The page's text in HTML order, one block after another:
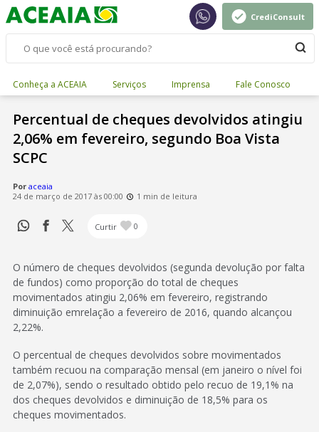
CrediConsult
Conheça a ACEAIA Serviços Imprensa Fale Conosco
Percentual de cheques devolvidos atingiu
2,06% em fevereiro, segundo Boa Vista
SCPC
Por aceaia
24 de março de 2017 às 00:00
1 min de leitura
Curtir 0
O número de cheques devolvidos (segunda devolução por falta
de fundos) como proporção do total de cheques
movimentados atingiu 2,06% em fevereiro, registrando
diminuição emrelação a fevereiro de 2016, quando alcançou
2,22%.
O percentual de cheques devolvidos sobre movimentados
também recuou na comparação mensal (em janeiro o nível foi
de 2,07%), sendo o resultado obtido pelo recuo de 19,1% na
dos cheques devolvidos e diminuição de 18,5% para os
cheques movimentados.